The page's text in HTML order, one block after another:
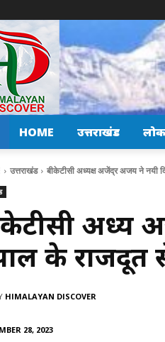
HOME उत्तराखंड
उत्तराखंड बीकेटीसी अध्यक्ष अजेंद्र अजय ने नयी
के राजदूत
HIMALAYAN DISCOVER
28, 2023